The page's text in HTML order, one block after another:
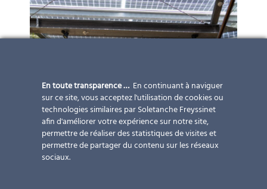
En toute transparence … En continuant à naviguer
sur ce site, vous acceptez l'utilisation de cookies ou
technologies similaires par Soletanche Freyssinet
afin d'améliorer votre expérience sur notre site,
permettre de réaliser des statistiques de visites et
permettre de partager du contenu sur les réseaux
sociaux.